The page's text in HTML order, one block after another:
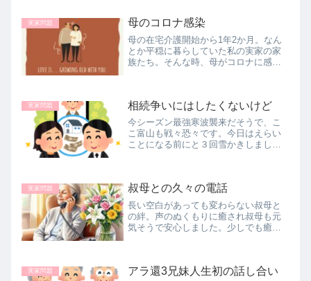
なすこと何かと口を出してきます。
実家問題 母のコロナ感染
母の在宅介護開始から1年2か月。なん
とか平穏に暮らしていた私の実家の家
族たち。そんな時、母がコロナに感染
の残された家族の右往左往を綴りま
す。
実家問題 相続争いにはしたくないけど
今シーズン最強寒波襲来だそうで、こ
こ富山も戦々恐々です。今日はえらい
ことになる前にと３回雪かきしまし
絡がありました。車は父のものを兄が
乗り...
実家問題 叔母との久々の電話
長い空白があっても変わらない叔母と
の絆。声のぬくもりに癒され叔母も元
気そうで安心しました。少しでも癒し
実家問題 アラ還3兄妹人生初の話し合い